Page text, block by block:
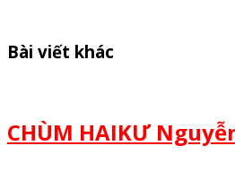
Bài viết khác
CHÙM HAIKƯ